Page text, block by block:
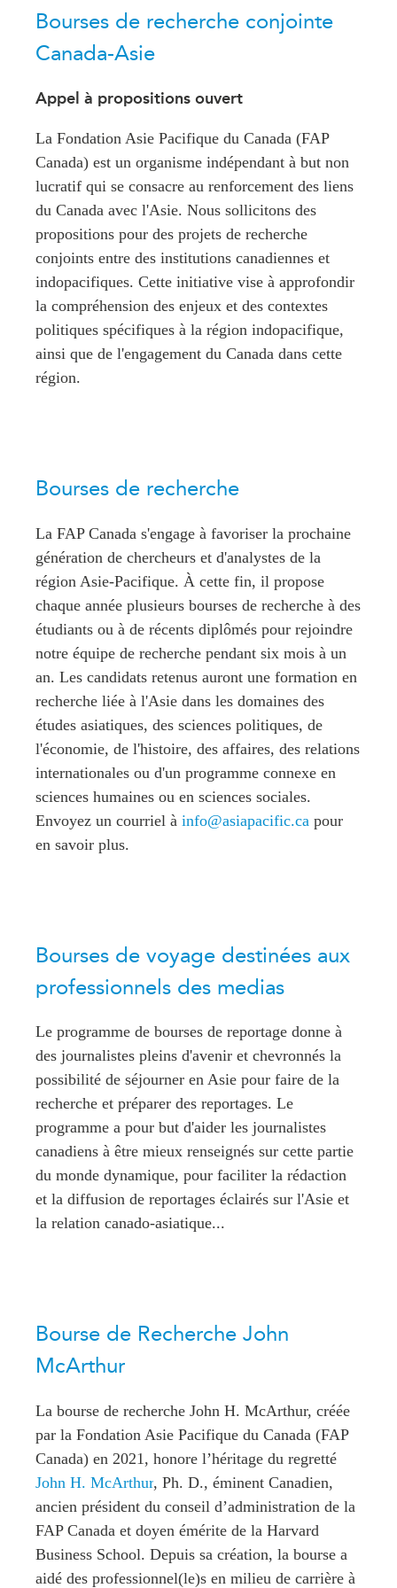
Rapports Annuels
RECHERCHE
Toutes les publications
Asie du Nord
Asie du Sud
Commerce avec l’Asie
CPTPP Portal
Bourses
Auteurs
PROGRAMMES
Initiative indo-pacifique
Dialogues et tables rondes
En éducation
Missions commerciales
Le Partenariat APEC-
Canada pour la croissance
des entreprises
i-LEAD
RÉSEAUX
CanWIN
Attachés supérieurs de
recherche
ABLAC
Communiqués
Observatoire Asie
Perspectives
Dépêches
Rapports et notes de
synthèse
Réflexions stratégiques
Explications
Études de cas
Sondages
SITES WEB
Pacifique
Investment Monitor
Projet APEC-Canada pour
l’expansion du partenariat
des entreprises
Conférence Canada-en-
Bourses de recherche conjointe
Canada-Asie
Appel à propositions ouvert
La Fondation Asie Pacifique du Canada (FAP
Canada) est un organisme indépendant à but non
lucratif qui se consacre au renforcement des liens
du Canada avec l'Asie. Nous sollicitons des
propositions pour des projets de recherche
conjoints entre des institutions canadiennes et
indopacifiques. Cette initiative vise à approfondir
la compréhension des enjeux et des contextes
politiques spécifiques à la région indopacifique,
ainsi que de l'engagement du Canada dans cette
région.
Bourses de recherche
La FAP Canada s'engage à favoriser la prochaine
génération de chercheurs et d'analystes de la
région Asie-Pacifique. À cette fin, il propose
chaque année plusieurs bourses de recherche à des
étudiants ou à de récents diplômés pour rejoindre
notre équipe de recherche pendant six mois à un
an. Les candidats retenus auront une formation en
recherche liée à l'Asie dans les domaines des
études asiatiques, des sciences politiques, de
l'économie, de l'histoire, des affaires, des relations
internationales ou d'un programme connexe en
sciences humaines ou en sciences sociales.
Envoyez un courriel à info@asiapacific.ca pour
en savoir plus.
Bourses de voyage destinées aux
professionnels des medias
Le programme de bourses de reportage donne à
des journalistes pleins d'avenir et chevronnés la
possibilité de séjourner en Asie pour faire de la
recherche et préparer des reportages. Le
programme a pour but d'aider les journalistes
canadiens à être mieux renseignés sur cette partie
du monde dynamique, pour faciliter la rédaction
et la diffusion de reportages éclairés sur l'Asie et
la relation canado-asiatique...
Bourse de Recherche John
McArthur
La bourse de recherche John H. McArthur, créée
par la Fondation Asie Pacifique du Canada (FAP
Canada) en 2021, honore l’héritage du regretté
John H. McArthur, Ph. D., éminent Canadien,
ancien président du conseil d’administration de la
FAP Canada et doyen émérite de la Harvard
Business School. Depuis sa création, la bourse a
aidé des professionnel(le)s en milieu de carrière à